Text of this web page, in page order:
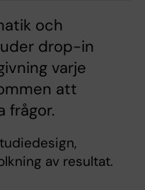
och
drop-in
varje
att
frågor.
av resultat.